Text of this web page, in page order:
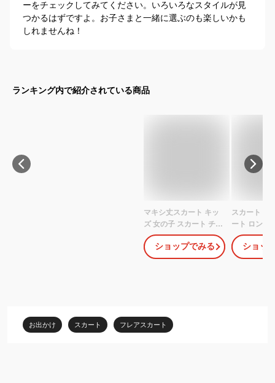
ーをチェックしてみてください。いろいろなスタイルが見
つかるはずですよ。お子さまと一緒に選ぶのも楽しいかも
しれませんね！
ランキング内で紹介されている商品
マキシ丈スカート キッ
ズ 女の子 スカート チュ
ールスカート フレアス
カート チュチュスカー
ト 女児 チュチュ ロング
ュ ブルー ブラック
110/120/130/140/150/1
ショップでみる
スカート チ
ート ロング
供服 女の子
ッズ ジュニ
ル 春秋 普
ショッ
お出かけ スカート フレアスカート